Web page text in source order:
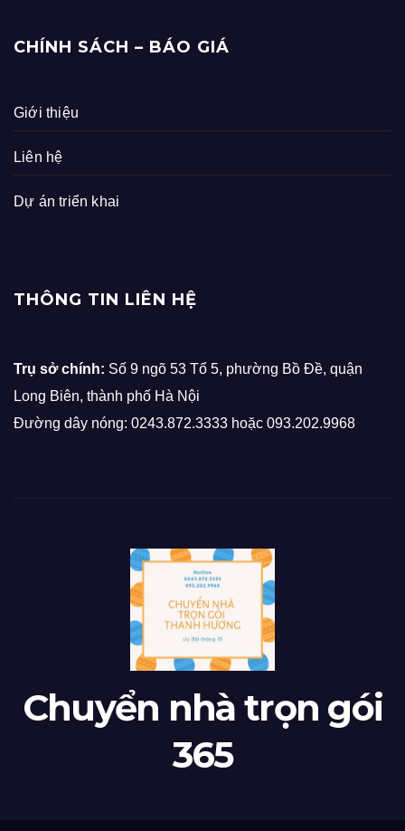
CHÍNH SÁCH – BÁO GIÁ
Giới thiệu
Liên hệ
Dự án triển khai
THÔNG TIN LIÊN HỆ
Trụ sở chính: Số 9 ngõ 53 Tổ 5, phường Bồ Đề, quận
Long Biên, thành phố Hà Nội
Đường dây nóng: 0243.872.3333 hoặc 093.202.9968
Chuyển nhà trọn gói
365